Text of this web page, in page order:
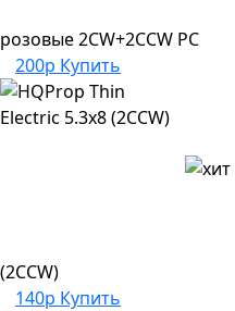
розовые 2CW+2CCW PC
200р Купить
(2CCW)
140р Купить